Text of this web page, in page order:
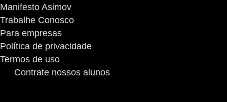
Manifesto Asimov
Trabalhe Conosco
Para empresas
Política de privacidade
Termos de uso
Contrate nossos alunos